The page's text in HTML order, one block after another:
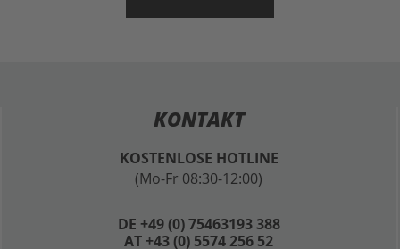
KONTAKT
KOSTENLOSE HOTLINE
(Mo-Fr 08:30-12:00)
DE +49 (0) 75463193 388
AT +43 (0) 5574 256 52